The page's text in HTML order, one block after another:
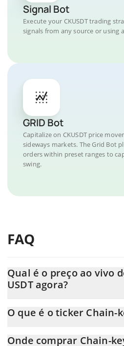
Signal Bot
Execute your CKUSDT trading
signals from any source or using
GRID Bot
Capitalize on CKUSDT price
sideways markets. The Grid Bot
orders within preset ranges to
swing.
FAQ
Qual é o preço ao vivo
USDT agora?
O que é o ticker Chain-
Onde comprar Chain-